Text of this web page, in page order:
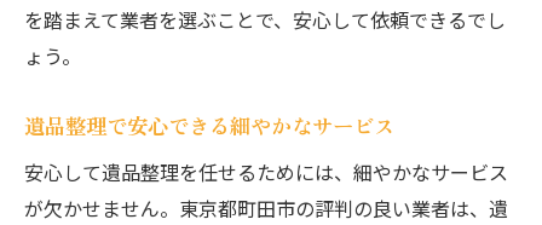
を踏まえて業者を選ぶことで、安心して依頼できるでし
ょう。
遺品整理で安心できる細やかなサービス
安心して遺品整理を任せるためには、細やかなサービス
が欠かせません。東京都町田市の評判の良い業者は、遺